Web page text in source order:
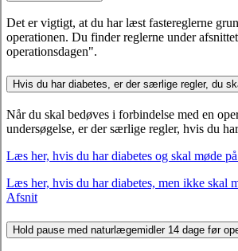
Det er vigtigt, at du har læst fastereglerne
operationen. Du finder reglerne under
operationsdagen".
Hvis du har diabetes, er der særlige regler, du
Når du skal bedøves i forbindelse med en
undersøgelse, er der særlige regler, hvis du
Læs her, hvis du har diabetes og skal møde
Læs her, hvis du har diabetes, men ikke skal
Afsnit
Hold pause med naturlægemidler 14 dage før